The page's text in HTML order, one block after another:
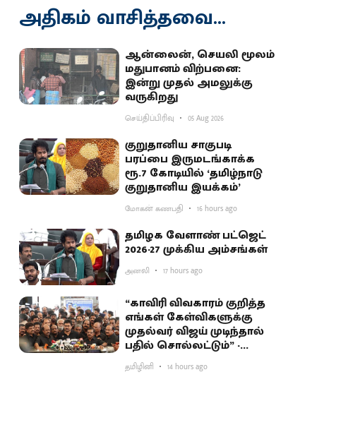
அதிகம் வாசித்தவை...
ஆன்லைன், செயலி மூலம்
மதுபானம் விற்பனை:
இன்று முதல் அமலுக்கு
வருகிறது
செய்திப்பிரிவு 05 Aug 2026
குறுதானிய சாகுபடி
பரப்பை இருமடங்காக்க
ரூ.7 கோடியில் ‘தமிழ்நாடு
குறுதானிய இயக்கம்’
மோகன் கணபதி 16 hours ago
தமிழக வேளாண் பட்ஜெட்
2026-27 முக்கிய அம்சங்கள்
அனலி 17 hours ago
“காவிரி விவகாரம் குறித்த
எங்கள் கேள்விகளுக்கு
முதல்வர் விஜய் முடிந்தால்
பதில் சொல்லட்டும்” -
உதயநிதி சவால்
தமிழினி 14 hours ago